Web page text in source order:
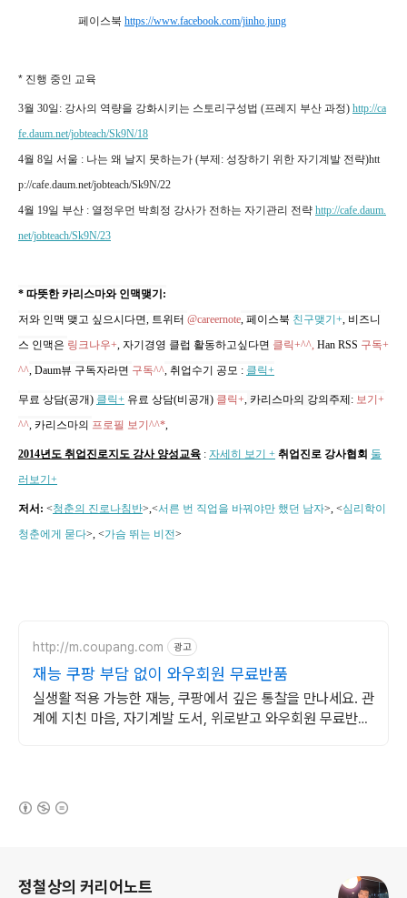
페이스북 https://www.facebook.com/jinho.jung
* 진행 중인 교육
3월 30일: 강사의 역량을 강화시키는 스토리구성법 (프레지 부산 과정) http://ca
fe.daum.net/jobteach/Sk9N/18
4월 8일 서울 : 나는 왜 날지 못하는가 (부제: 성장하기 위한 자기계발 전략)htt
p://cafe.daum.net/jobteach/Sk9N/22
4월 19일 부산 : 열정우먼 박희정 강사가 전하는 자기관리 전략 http://cafe.daum.
net/jobteach/Sk9N/23
* 따뜻한 카리스마와 인맥맺기:
저와 인맥 맺고 싶으시다면, 트위터 @careernote, 페이스북 친구맺기+, 비즈니
스 인맥은 링크나우+, 자기경영 클럽 활동하고싶다면 클릭+^^, Han RSS 구독+
^^, Daum뷰 구독자라면 구독^^, 취업수기 공모 : 클릭+
무료 상담(공개) 클릭+ 유료 상담(비공개) 클릭+, 카리스마의 강의주제 : 보기+
^^, 카리스마의 프로필 보기^^*,
2014년도 취업진로지도 강사 양성교육 : 자세히 보기 + 취업진로 강사협회 둘
러보기+
저서: <청춘의 진로나침반>,<서른 번 직업을 바꿔야만 했던 남자>, <심리학이
청춘에게 묻다>, <가슴 뛰는 비전>
http://m.coupang.com 광고
재능 쿠팡 부담 없이 와우회원 무료반품
실생활 적용 가능한 재능, 쿠팡에서 깊은 통찰을 만나세요. 관
계에 지친 마음, 자기계발 도서, 위로받고 와우회원 무료반품
정철상의 커리어노트